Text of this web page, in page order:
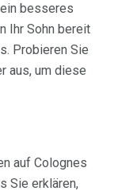
besseres
Ihr Sohn bereit
Probieren Sie
aus, um diese
auf Colognes
Sie erklären,